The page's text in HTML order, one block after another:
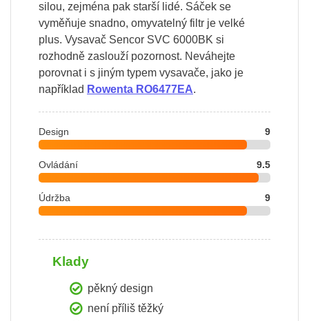
silou, zejména pak starší lidé. Sáček se
vyměňuje snadno, omyvatelný filtr je velké
plus. Vysavač Sencor SVC 6000BK si
rozhodně zaslouží pozornost. Neváhejte
porovnat i s jiným typem vysavače, jako je
například Rowenta RO6477EA.
Design 9
Ovládání 9.5
Údržba 9
Klady
pěkný design
není příliš těžký